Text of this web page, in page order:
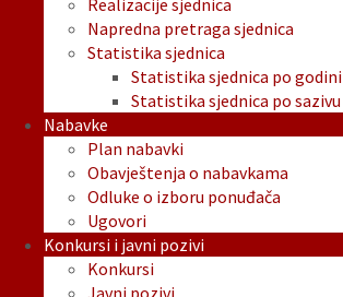
Realizacije sjednica
Napredna pretraga sjednica
Statistika sjednica
Statistika sjednica po godini
Statistika sjednica po sazivu
Nabavke
Plan nabavki
Obavještenja o nabavkama
Odluke o izboru ponuđača
Ugovori
Konkursi i javni pozivi
Konkursi